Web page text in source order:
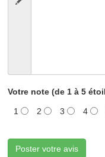
Votre note (de 1 à 5
1 2 3 4
Poster votre avis